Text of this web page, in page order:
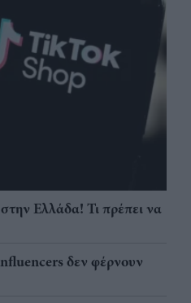
Ελλάδα! Τι πρέπει να
δεν φέρνουν